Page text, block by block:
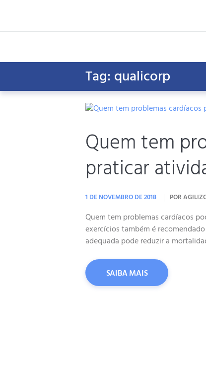
Tag: qualicorp
Quem tem
praticar
1 DE NOVEMBRO DE 2018 POR
Quem tem problemas cardíacos
exercícios também é
adequada pode reduzir a
SAIBA MAIS